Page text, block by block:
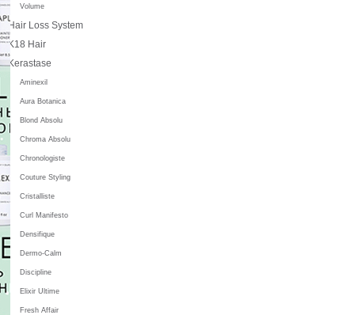
Volume
Hair Loss System
K18 Hair
Kerastase
Aminexil
Aura Botanica
Blond Absolu
Chroma Absolu
Chronologiste
Couture Styling
Cristalliste
Curl Manifesto
Densifique
Dermo-Calm
Discipline
Elixir Ultime
Fresh Affair